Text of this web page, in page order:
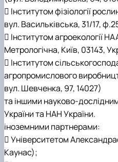
 Інститутом фізіології
вул. Васильківська, 31/17,
 Інститутом агроекології
Метрологічна, Київ, 03143,
 Інститутом
агропромислового
вул. Шевченка, 97, 14027)
та іншими науково-
України та НАН України.
іноземними партнерами:
 Університетом
Каунас);